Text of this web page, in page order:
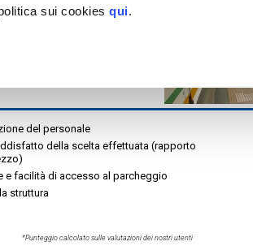
sui cookiesqui.
del personale
della scelta effettuata (rapporto
e facilità di accesso al parcheggio
struttura
*Punteggio calcolato sulle valutazioni dei nostri utenti